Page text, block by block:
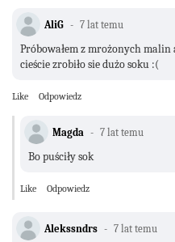
AliG 7 lat temu
Próbowałem z mrożonych
cieście zrobiło sie dużo soku :(
Like Odpowiedz
Magda 7 lat temu
Bo puściły sok
Like Odpowiedz
Alekssndrs 7 lat temu